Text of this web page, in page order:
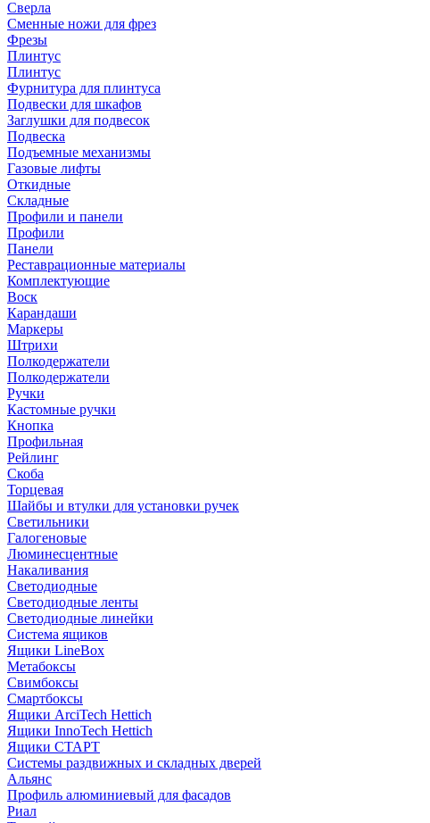
Сверла
Сменные ножи для фрез
Фрезы
Плинтус
Плинтус
Фурнитура для плинтуса
Подвески для шкафов
Заглушки для подвесок
Подвеска
Подъемные механизмы
Газовые лифты
Откидные
Складные
Профили и панели
Профили
Панели
Реставрационные материалы
Комплектующие
Воск
Карандаши
Маркеры
Штрихи
Полкодержатели
Полкодержатели
Ручки
Кастомные ручки
Кнопка
Профильная
Рейлинг
Скоба
Торцевая
Шайбы и втулки для установки ручек
Светильники
Галогеновые
Люминесцентные
Накаливания
Светодиодные
Светодиодные ленты
Светодиодные линейки
Система ящиков
Ящики LineBox
Метабоксы
Свимбоксы
Смартбоксы
Ящики ArciTech Hettich
Ящики InnoTech Hettich
Ящики СТАРТ
Системы раздвижных и складных дверей
Альянс
Профиль алюминиевый для фасадов
Риал